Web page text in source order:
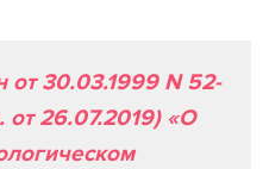
30.03.1999 N 52-
от 26.07.2019) «О